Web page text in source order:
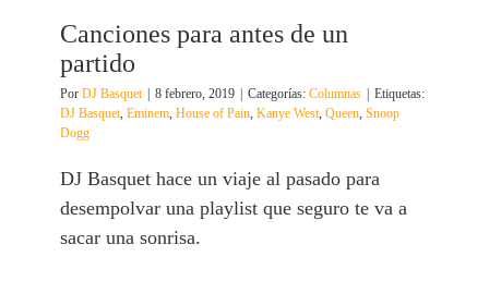
Canciones para antes de un
partido
Por DJ Basquet 8 febrero, 2019 Categorías: Columnas
Etiquetas:
DJ Basquet, Eminem, House of Pain, Kanye West, Queen, Snoop
Dogg
DJ Basquet hace un viaje al pasado para
desempolvar una playlist que seguro te va a
sacar una sonrisa.